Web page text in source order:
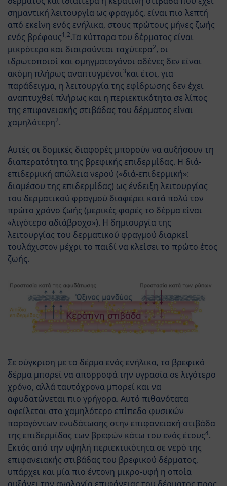
σημαντική λειτουργία ως φραγμός, είναι πιο λεπτή
από εκείνη ενός ενήλικα, στους πρώτους μήνες ζωής
ενός βρέφους1,2.Τα κύτταρα του δέρματος είναι
μικρότερα και διαιρούνται ταχύτερα2, οι
ιδρωτοποιοί και σμηγματογόνοι αδένες δεν είναι
ακόμη πλήρως αναπτυγμένοι3και έτσι, για
παράδειγμα, η λειτουργία της εφίδρωσης δεν έχει
αναπτυχθεί πλήρως και η περιεκτικότητα σε λίπος
της επιφανειακής στιβάδας του δέρματος είναι
χαμηλότερη2.
Αυτές οι δομικές διαφορές μπορούν να αυξήσουν τη
διαπερατότητα της βρεφικής επιδερμίδας. Η διά-
επιδερμική απώλεια νερού («διά-επιδερμική»:
διαμέσου της επιδερμίδας) ως ένδειξη λειτουργίας
του δερματικού φραγμού διαφέρει κατά πολύ τον
πρώτο χρόνο ζωής (μερικές φορές το δέρμα είναι
«λιγότερο αδιάβροχο»). Η δημιουργία της
λειτουργίας του δερματικού φραγμού διαρκεί
τουλάχιστον μέχρι το παιδί να κλείσει το πρώτο έτος
ζωής.
Σε σύγκριση με το δέρμα ενός ενήλικα, το βρεφικό
δέρμα μπορεί να απορροφά την υγρασία σε λιγότερο
χρόνο, αλλά ταυτόχρονα μπορεί και να
αφυδατώνεται πιο γρήγορα. Αυτό πιθανότατα
οφείλεται στο χαμηλότερο επίπεδο φυσικών
παραγόντων ενυδάτωσης στην επιφανειακή στιβάδα
της επιδερμίδας των βρεφών κάτω του ενός έτους4.
Εκτός από την υψηλή περιεκτικότητα σε νερό της
επιφανειακής στιβάδας του βρεφικού δέρματος,
υπάρχει και μία πιο έντονη μικρο-υφή η οποία